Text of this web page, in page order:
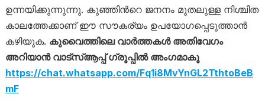
ഉന്നയിക്കുന്നുന്നു. കുഞ്ഞിന്‍റെ ജനനം മുതലുള്ള നിശ്ചിത
കാലത്തേക്കാണ് ഈ സൗകര്യം ഉപയോഗപ്പെടുത്താന്‍
കഴിയുക. കുവൈത്തിലെ വാർത്തകൾ അതിവേഗം
അറിയാൻ വാട്സ്ആപ്പ് ഗ്രൂപ്പിൽ അംഗമാകൂ
https://chat.whatsapp.com/Fq1i8MvYnGL2TthtoBeB
mF